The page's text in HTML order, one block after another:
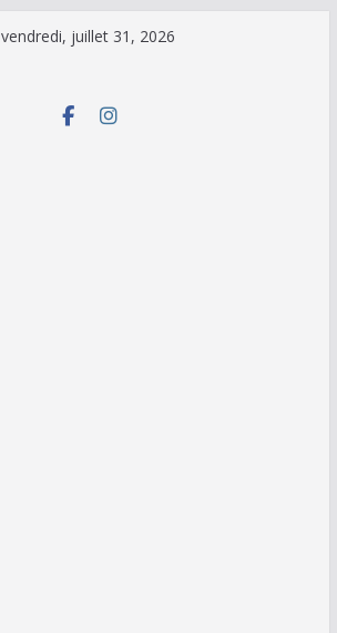
vendredi, juillet 31, 2026